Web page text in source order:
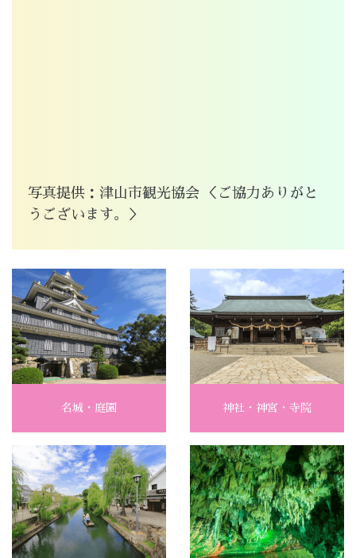
写真提供：津山市観光協会 ＜ご協力ありがと
うございます。＞
名城・庭園 神社・神宮・寺院